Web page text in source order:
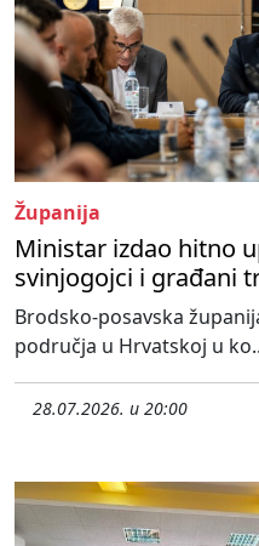
Županija
Ministar izdao hitno
svinjogojci i građani
Brodsko-posavska
područja u Hrvatskoj u
28.07.2026. u 20:00